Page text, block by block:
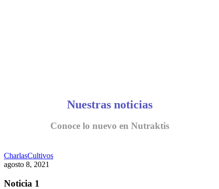
Nuestras noticias
Conoce lo nuevo en Nutraktis
CharlasCultivos
agosto 8, 2021
Noticia 1